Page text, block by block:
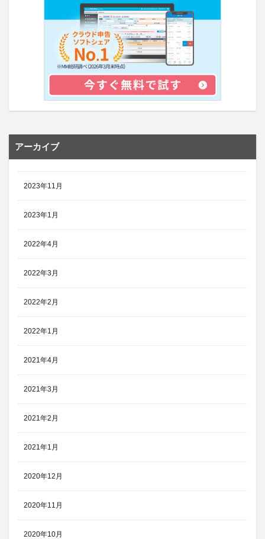
アーカイブ
2023年11月
2023年1月
2022年4月
2022年3月
2022年2月
2022年1月
2021年4月
2021年3月
2021年2月
2021年1月
2020年12月
2020年11月
2020年10月